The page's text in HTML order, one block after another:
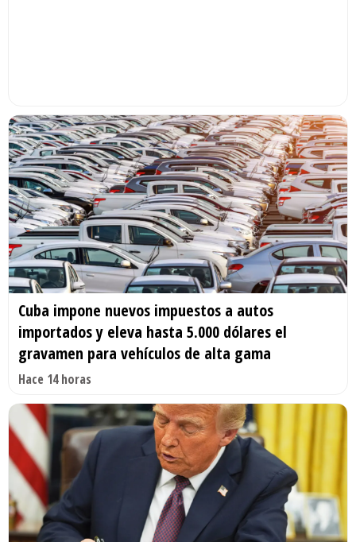
Cuba impone nuevos impuestos a autos
importados y eleva hasta 5.000 dólares el
gravamen para vehículos de alta gama
Hace 14 horas